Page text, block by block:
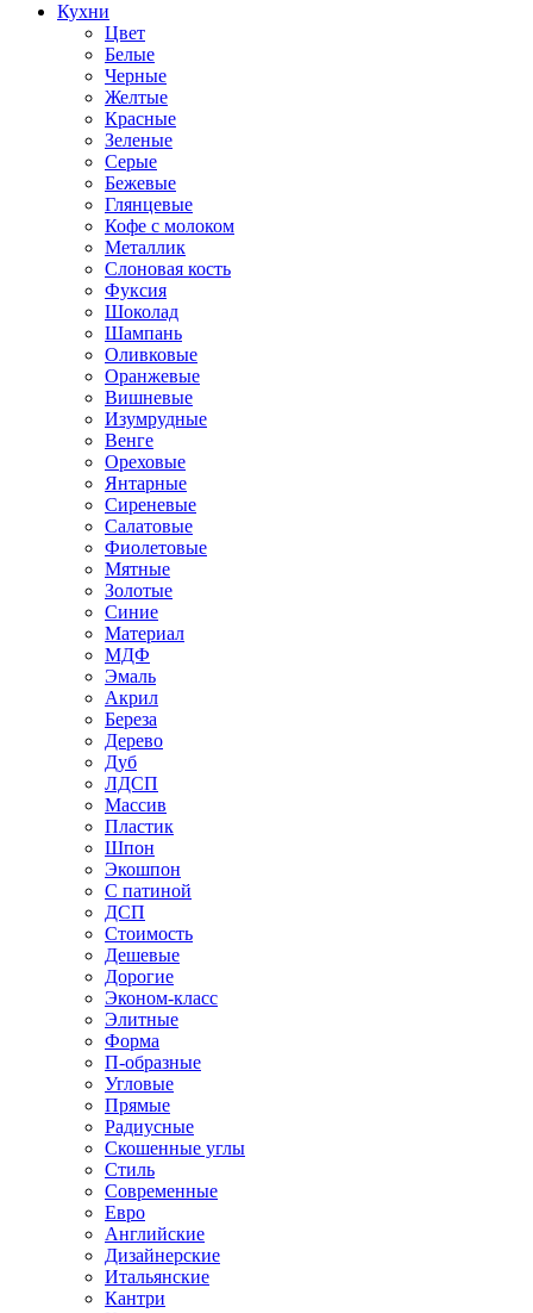
Кухни
Цвет
Белые
Черные
Желтые
Красные
Зеленые
Серые
Бежевые
Глянцевые
Кофе с молоком
Металлик
Слоновая кость
Фуксия
Шоколад
Шампань
Оливковые
Оранжевые
Вишневые
Изумрудные
Венге
Ореховые
Янтарные
Сиреневые
Салатовые
Фиолетовые
Мятные
Золотые
Синие
Материал
МДФ
Эмаль
Акрил
Береза
Дерево
Дуб
ЛДСП
Массив
Пластик
Шпон
Экошпон
С патиной
ДСП
Стоимость
Дешевые
Дорогие
Эконом-класс
Элитные
Форма
П-образные
Угловые
Прямые
Радиусные
Скошенные углы
Стиль
Современные
Евро
Английские
Дизайнерские
Итальянские
Кантри